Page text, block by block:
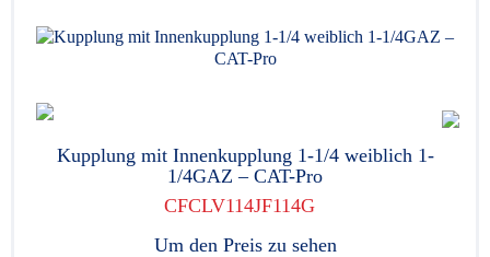
Kupplung mit Innenkupplung 1-1/4 weiblich 1-
1/4GAZ – CAT-Pro
CFCLV114JF114G
Um den Preis zu sehen